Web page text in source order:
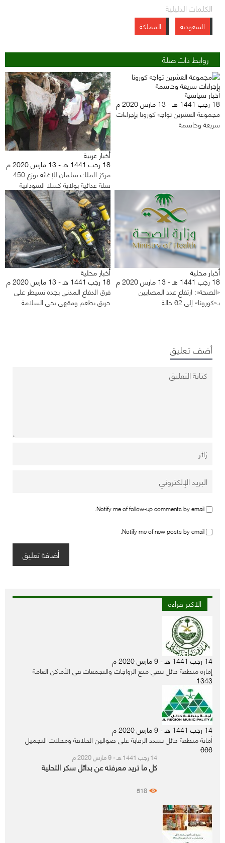
الكلمات الدليلية
السعودية المملكة
روابط ذات صلة
أخبار سياسية
18 رجب 1441 هـ - 13 مارس 2020 م
مجموعة العشرين تواجه كورونا بإجراءات
سريعة وحاسمة
أخبار عربية
18 رجب 1441 هـ - 13 مارس 2020 م
مركز الملك سلمان للإغاثة يوزع 450
سلة غذائية بولاية كسلا السودانية
أخبار محلية
18 رجب 1441 هـ - 13 مارس 2020 م
«الصحة»: ارتفاع عدد المصابين
بـ«كورونا» إلى 62 حالة
أخبار محلية
18 رجب 1441 هـ - 13 مارس 2020 م
فرق الدفاع المدني بجدة تسيطر على
حريق بطعم ومقهى بحي السلامة
أضف تعليق
Notify me of follow-up comments by email.
Notify me of new posts by email.
الاكثر قراءة
14 رجب 1441 هـ - 9 مارس 2020 م
إمارة منطقة حائل تنفي منع الزواجات والتجمعات في الأماكن العامة
1343
14 رجب 1441 هـ - 9 مارس 2020 م
أمانة منطقة حائل تشدد الرقابة على صوالين الحلاقة ومحلات التجميل
666
14 رجب 1441 هـ - 9 مارس 2020 م
كل ما تريد معرفته عن بدائل سكر التحلية
518